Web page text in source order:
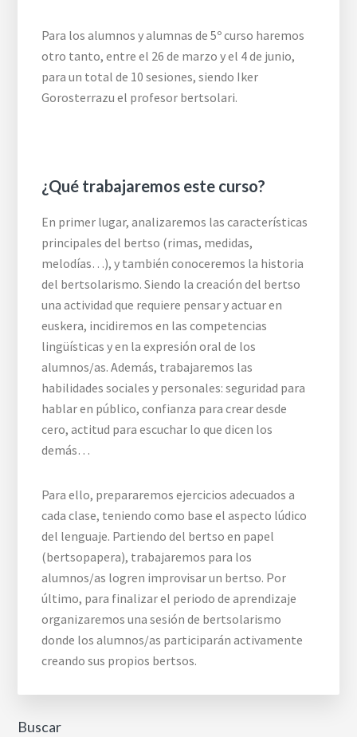
Para los alumnos y alumnas de 5º curso haremos
otro tanto, entre el 26 de marzo y el 4 de junio,
para un total de 10 sesiones, siendo Iker
Gorosterrazu el profesor bertsolari.
¿Qué trabajaremos este curso?
En primer lugar, analizaremos las características
principales del bertso (rimas, medidas,
melodías…), y también conoceremos la historia
del bertsolarismo. Siendo la creación del bertso
una actividad que requiere pensar y actuar en
euskera, incidiremos en las competencias
lingüísticas y en la expresión oral de los
alumnos/as. Además, trabajaremos las
habilidades sociales y personales: seguridad para
hablar en público, confianza para crear desde
cero, actitud para escuchar lo que dicen los
demás…
Para ello, prepararemos ejercicios adecuados a
cada clase, teniendo como base el aspecto lúdico
del lenguaje. Partiendo del bertso en papel
(bertsopapera), trabajaremos para los
alumnos/as logren improvisar un bertso. Por
último, para finalizar el periodo de aprendizaje
organizaremos una sesión de bertsolarismo
donde los alumnos/as participarán activamente
creando sus propios bertsos.
Buscar